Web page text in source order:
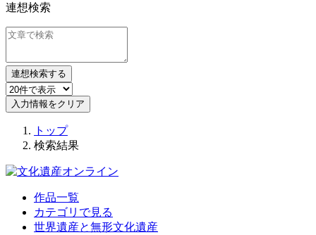
連想検索
連想検索する
入力情報をクリア
トップ
検索結果
作品一覧
カテゴリで見る
世界遺産と無形文化遺産